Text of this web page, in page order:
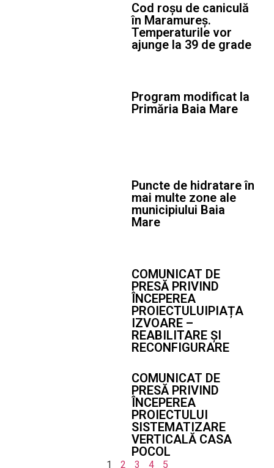
Cod roșu de caniculă
în Maramureș.
Temperaturile vor
ajunge la 39 de grade
Program modificat la
Primăria Baia Mare
Puncte de hidratare în
mai multe zone ale
municipiului Baia
Mare
COMUNICAT DE
PRESĂ PRIVIND
ÎNCEPEREA
PROIECTULUIPIAȚA
IZVOARE –
REABILITARE ȘI
RECONFIGURARE
COMUNICAT DE
PRESĂ PRIVIND
ÎNCEPEREA
PROIECTULUI
SISTEMATIZARE
VERTICALĂ CASA
POCOL
1 2 3 4 5